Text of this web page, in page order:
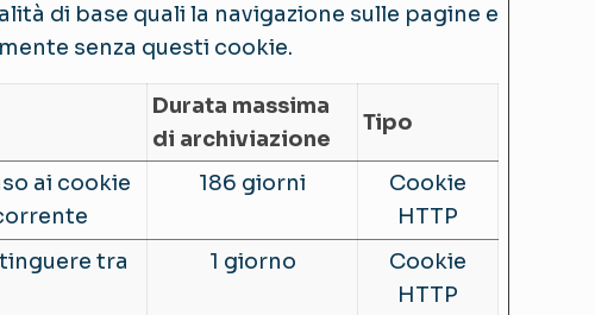
di base quali la navigazione sulle pagine e
senza questi cookie.
Durata massima
di archiviazione
Tipo
ai cookie
186 giorni
Cookie
HTTP
tra
1 giorno
Cookie
HTTP